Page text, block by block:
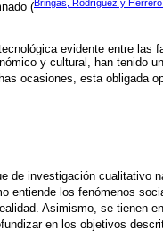
(Bringas, Rodríguez y
evidente entre las
y cultural, han tenido
ocasiones, esta obligada
de investigación cualitativo
entiende los fenómenos
Asimismo, se tienen
en los objetivos